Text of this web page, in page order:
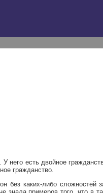
есть двойное
гражданство.
без каких-либо